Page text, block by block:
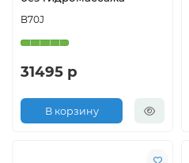
B70J
31495 р
В корзину